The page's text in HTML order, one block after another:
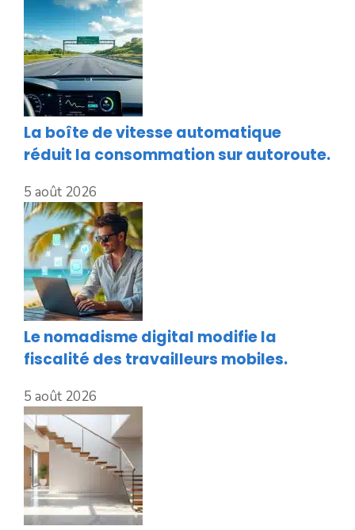
La boîte de vitesse automatique
réduit la consommation sur autoroute.
5 août 2026
Le nomadisme digital modifie la
fiscalité des travailleurs mobiles.
5 août 2026